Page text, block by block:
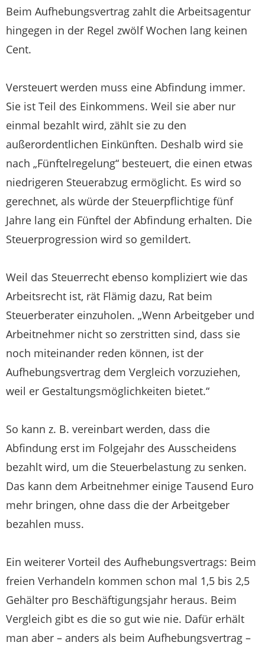
Beim Aufhebungsvertrag zahlt die Arbeitsagentur
hingegen in der Regel zwölf Wochen lang keinen
Cent.
Versteuert werden muss eine Abfindung immer.
Sie ist Teil des Einkommens. Weil sie aber nur
einmal bezahlt wird, zählt sie zu den
außerordentlichen Einkünften. Deshalb wird sie
nach „Fünftelregelung“ besteuert, die einen etwas
niedrigeren Steuerabzug ermöglicht. Es wird so
gerechnet, als würde der Steuerpflichtige fünf
Jahre lang ein Fünftel der Abfindung erhalten. Die
Steuerprogression wird so gemildert.
Weil das Steuerrecht ebenso kompliziert wie das
Arbeitsrecht ist, rät Flämig dazu, Rat beim
Steuerberater einzuholen. „Wenn Arbeitgeber und
Arbeitnehmer nicht so zerstritten sind, dass sie
noch miteinander reden können, ist der
Aufhebungsvertrag dem Vergleich vorzuziehen,
weil er Gestaltungsmöglichkeiten bietet.“
So kann z. B. vereinbart werden, dass die
Abfindung erst im Folgejahr des Ausscheidens
bezahlt wird, um die Steuerbelastung zu senken.
Das kann dem Arbeitnehmer einige Tausend Euro
mehr bringen, ohne dass die der Arbeitgeber
bezahlen muss.
Ein weiterer Vorteil des Aufhebungsvertrags: Beim
freien Verhandeln kommen schon mal 1,5 bis 2,5
Gehälter pro Beschäftigungsjahr heraus. Beim
Vergleich gibt es die so gut wie nie. Dafür erhält
man aber – anders als beim Aufhebungsvertrag –